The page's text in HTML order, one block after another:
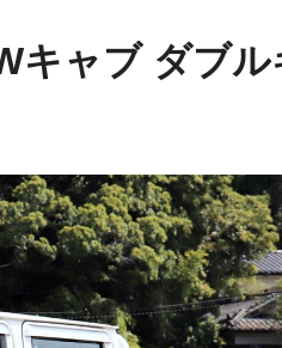
キャブ ダブ